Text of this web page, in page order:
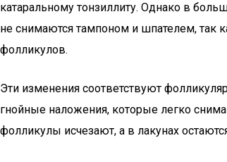
катаральному тонзиллиту. Однако в
не снимаются тампоном и шпателем, так
фолликулов.
Эти изменения соответствуют
гнойные наложения, которые легко
фолликулы исчезают, а в лакунах